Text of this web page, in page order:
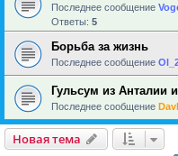
Последнее сообщение
Ответы: 5
Борьба за жизнь
Последнее сообщение
Гульсум из Анталии
Последнее сообщение
Новая тема